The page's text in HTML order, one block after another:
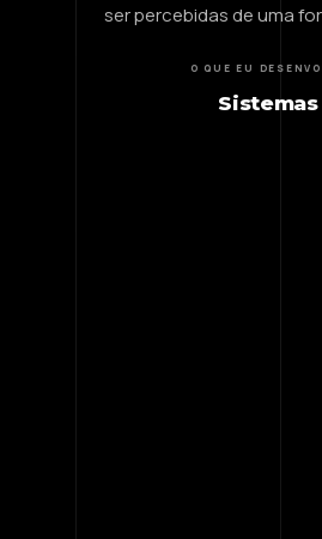
ser percebidas de uma
O QUE EU
Sistemas